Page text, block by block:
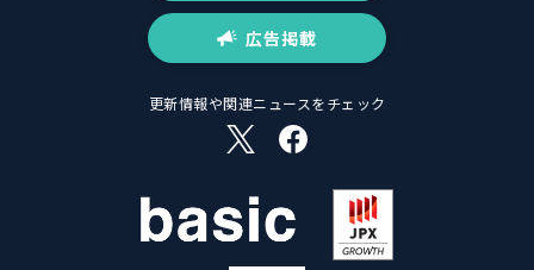
広告掲載
更新情報や関連ニュースをチェック